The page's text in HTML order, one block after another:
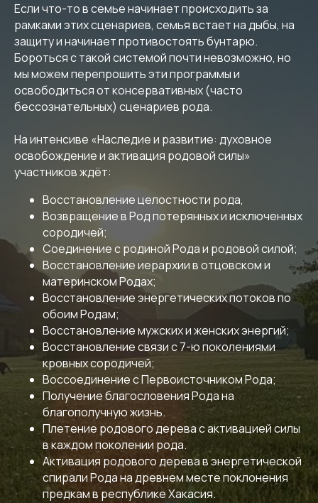
Если что-то в семье начинает происходить за
рамками этих сценариев, семья встает на дыбы, на
защиту и начинает противостоять бунтарю.
Бороться с такой системой почти невозможно, но
мы можем перепрошить эти программы и
освободиться от консервативных (часто
бессознательных) сценариев рода.
На интенсиве «Наследие и развитие: духовное
освобождение и активация родовой силы»
участников ждёт:
Восстановление целостности рода,
Возвращение в Род потерянных и исключенных
сородичей;
Соединение с родиной Рода и родовой силой;
Восстановление иерархии в отцовском и
материнском Родах;
Восстановление энергетических потоков по
обоим Родам;
Восстановление мужских и женских энергий;
Восстановление связи с 7-ю поколениями
кровных сородичей;
Воссоединение с Первоисточником Рода;
Получение благословения Рода на
благополучную жизнь.
Плетение родового дерева с активацией силы
в каждом поколении рода.
Активация родового дерева в энергетической
спирали Рода на древнем месте поклонения
предкам в республике Хакасия.